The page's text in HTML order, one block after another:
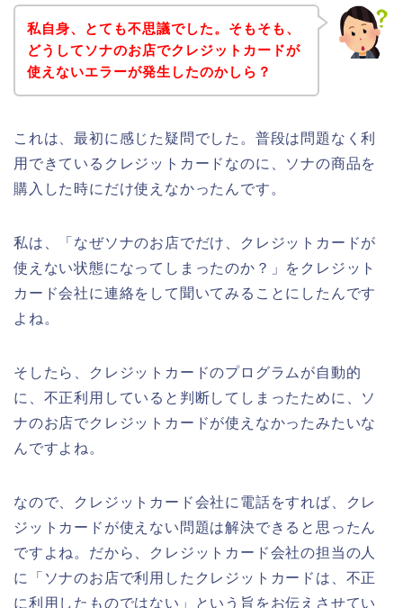
私自身、とても不思議でした。そもそも、
どうしてソナのお店でクレジットカードが
使えないエラーが発生したのかしら？
これは、最初に感じた疑問でした。普段は問題なく利
用できているクレジットカードなのに、ソナの商品を
購入した時にだけ使えなかったんです。
私は、「なぜソナのお店でだけ、クレジットカードが
使えない状態になってしまったのか？」をクレジット
カード会社に連絡をして聞いてみることにしたんです
よね。
そしたら、クレジットカードのプログラムが自動的
に、不正利用していると判断してしまったために、ソ
ナのお店でクレジットカードが使えなかったみたいな
んですよね。
なので、クレジットカード会社に電話をすれば、クレ
ジットカードが使えない問題は解決できると思ったん
ですよね。だから、クレジットカード会社の担当の人
に「ソナのお店で利用したクレジットカードは、不正
に利用したものではない」という旨をお伝えさせてい